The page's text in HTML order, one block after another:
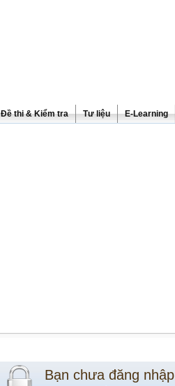
Đề thi & Kiểm tra Tư liệu E-Learning
Bạn chưa đăng nhập